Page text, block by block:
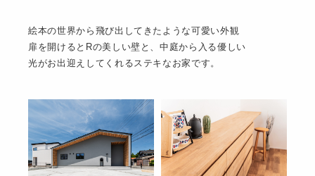
絵本の世界から飛び出してきたような可愛い外観
扉を開けるとRの美しい壁と、中庭から入る優しい
光がお出迎えしてくれるステキなお家です。